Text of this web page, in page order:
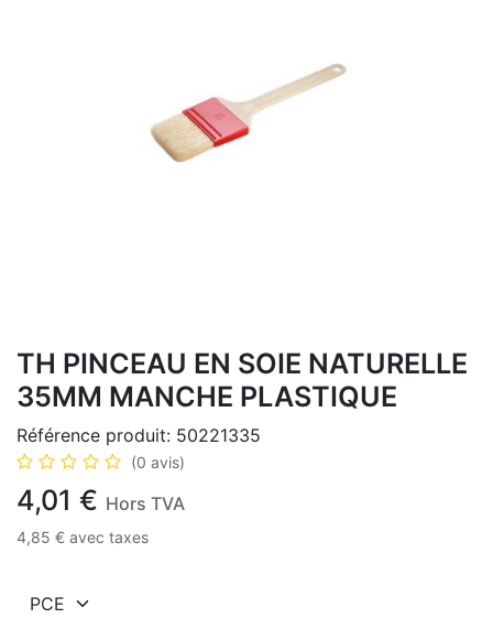
TH PINCEAU EN SOIE NATURELLE
35MM MANCHE PLASTIQUE
Référence produit: 50221335
(0 avis)
4,01 € Hors TVA
4,85 € avec taxes